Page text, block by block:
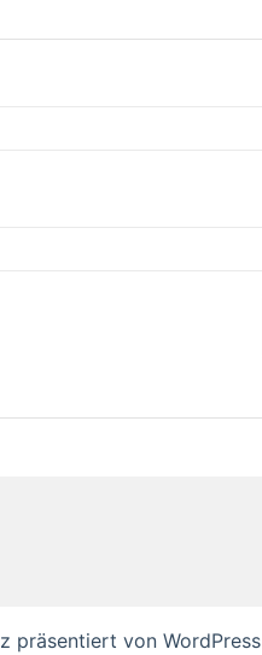
präsentiert von WordPress